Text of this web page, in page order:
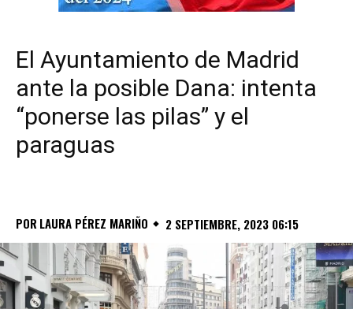
El Ayuntamiento de Madrid
ante la posible Dana: intenta
“ponerse las pilas” y el
paraguas
POR LAURA PÉREZ MARIÑO 2 SEPTIEMBRE, 2023 06:15